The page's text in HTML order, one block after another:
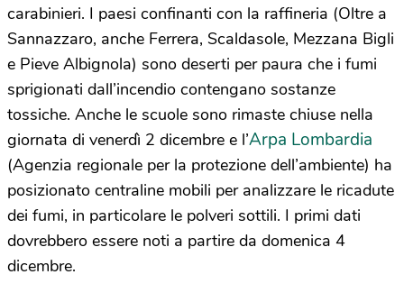
carabinieri. I paesi confinanti con la raffineria (Oltre a
Sannazzaro, anche Ferrera, Scaldasole, Mezzana Bigli
e Pieve Albignola) sono deserti per paura che i fumi
sprigionati dall’incendio contengano sostanze
tossiche. Anche le scuole sono rimaste chiuse nella
giornata di venerdì 2 dicembre e l’Arpa Lombardia
(Agenzia regionale per la protezione dell’ambiente) ha
posizionato centraline mobili per analizzare le ricadute
dei fumi, in particolare le polveri sottili. I primi dati
dovrebbero essere noti a partire da domenica 4
dicembre.